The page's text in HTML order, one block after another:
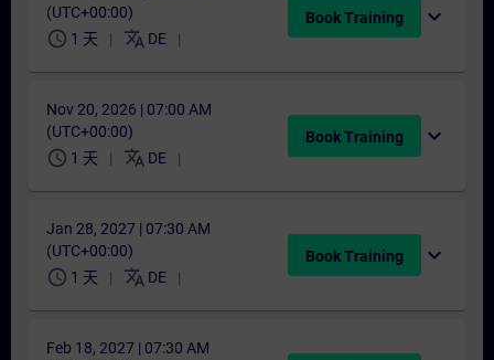
(UTC+00:00)
schedule 1 天 translate DE
Book Training expand_more
Nov 20, 2026 | 07:00 AM
(UTC+00:00)
schedule 1 天 translate DE
Book Training expand_more
Jan 28, 2027 | 07:30 AM
(UTC+00:00)
schedule 1 天 translate DE
Book Training expand_more
Feb 18, 2027 | 07:30 AM